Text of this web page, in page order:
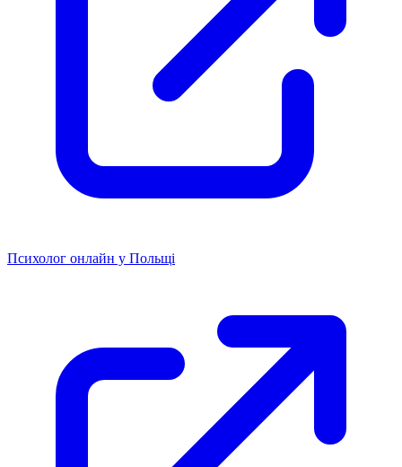
Психолог онлайн у Польщі